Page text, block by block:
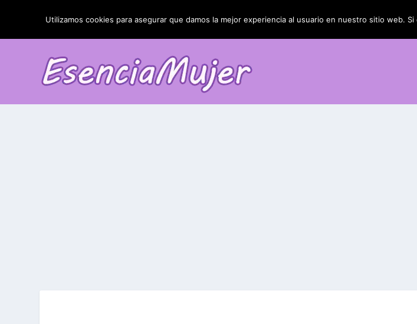
TENDENCIAS: La blefaroplastia y sus resultados
Utilizamos cookies para asegurar que damos la mejor experiencia al usuario en nuestro sitio web.